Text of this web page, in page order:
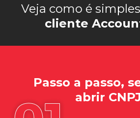
Veja como é
cliente
Passo a passo,
abrir